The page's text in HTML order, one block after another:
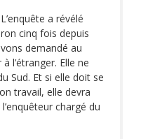
a révélé
cinq fois depuis
demandé au
l’étranger. Elle ne
Sud. Et si elle doit se
travail, elle devra
chargé du